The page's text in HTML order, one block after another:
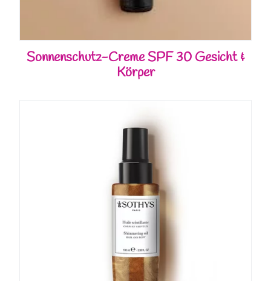
Sonnenschutz-Creme SPF 30 Gesicht &
Körper